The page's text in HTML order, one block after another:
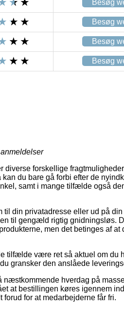
Besøg
Besøg
Besøg
Besøg
anmeldelser
forskellige
du bare gå forbi efter de
samt i mange tilfælde også
din privatadresse eller ud på
til gengæld rigtig gnidningsløs.
men det betinges af
tilfælde være ret så aktuel om du
gransker den anslåede
næstkommende hverdag på
at bestillingen køres igennem
forud for at medarbejderne får fri.